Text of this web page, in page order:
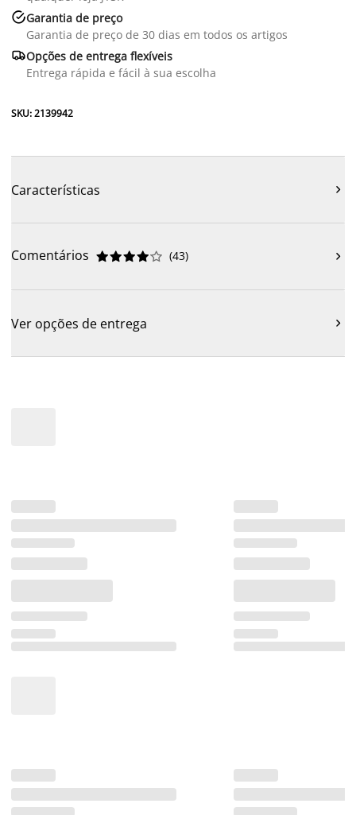
Garantia de preço
Garantia de preço de 30 dias em todos os artigos
Opções de entrega flexíveis
Entrega rápida e fácil à sua escolha
SKU: 2139942
Características 
Comentários 




 (43) 
Ver opções de entrega 